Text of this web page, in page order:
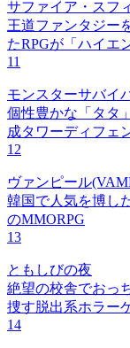
サファイア・スフ
王道ファンタジー
たRPGが「ハイエ
11
モンスターサバイ
個性豊かな「タタ
成タワーディフェ
12
ヴァンピール
韓国で人気を博し
のMMORPG
13
ともしびの夜
絶望の校舎でおっ
捜す脱出系ホラー
14